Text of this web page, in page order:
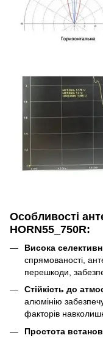
Особливості
HORN55_750R:
Висока
спрямованості,
перешкоди,
Стійкість до
алюмінію
факторів
Простота